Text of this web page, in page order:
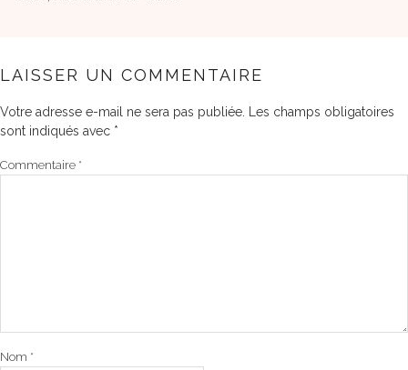
LAISSER UN COMMENTAIRE
Votre adresse e-mail ne sera pas publiée. Les champs obligatoires
sont indiqués avec *
Commentaire *
Nom *